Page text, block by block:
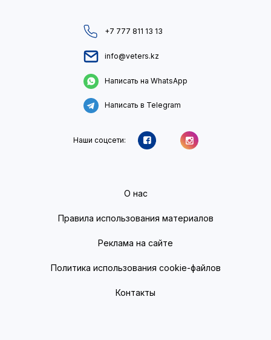
+7 777 811 13 13
info@veters.kz
Написать на WhatsApp
Написать в Telegram
Наши соцсети:
О нас
Правила использования материалов
Реклама на сайте
Политика использования cookie-файлов
Контакты